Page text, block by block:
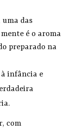
uma das
é o aroma
preparado na
à infância e
com